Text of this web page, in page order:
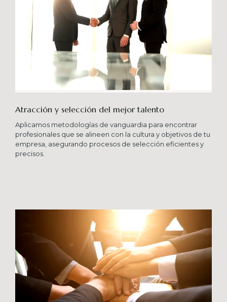
Atracción y selección del mejor talento
Aplicamos metodologías de vanguardia para encontrar
profesionales que se alineen con la cultura y objetivos de tu
empresa, asegurando procesos de selección eficientes y
precisos.